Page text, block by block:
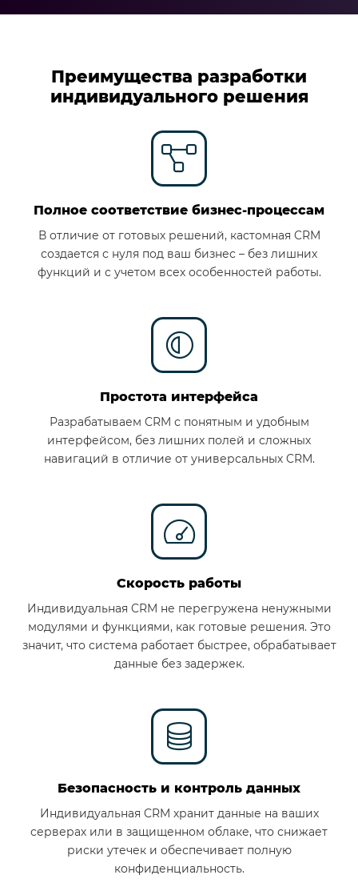
Преимущества разработки
индивидуального решения
Полное соответствие бизнес-процессам
В отличие от готовых решений, кастомная CRM
создается с нуля под ваш бизнес – без лишних
функций и с учетом всех особенностей работы.
Простота интерфейса
Разрабатываем CRM с понятным и удобным
интерфейсом, без лишних полей и сложных
навигаций в отличие от универсальных CRM.
Скорость работы
Индивидуальная CRM не перегружена ненужными
модулями и функциями, как готовые решения. Это
значит, что система работает быстрее, обрабатывает
данные без задержек.
Безопасность и контроль данных
Индивидуальная CRM хранит данные на ваших
серверах или в защищенном облаке, что снижает
риски утечек и обеспечивает полную
конфиденциальность.